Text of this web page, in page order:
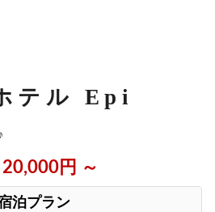
テル Epi
円 ～
泊プラン